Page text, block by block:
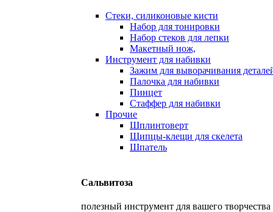
Стеки, силиконовые кисти
Набор для тонировки
Набор стеков для лепки
Макетный нож,
Инструмент для набивки
Зажим для выворачивания
Палочка для набивки
Пинцет
Стаффер для набивки
Прочие
Шплинтоверт
Щипцы-клещи для скелета
Шпатель
Сальвитоза
полезный инструмент для вашего творчества